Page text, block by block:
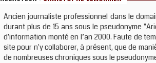
Ancien journaliste professionnel dans le
durant plus de 15 ans sous le pseudonyme
d'information monté en l’an 2000. Faute de
site pour n'y collaborer, à présent, que de
de nombreuses chroniques sous le